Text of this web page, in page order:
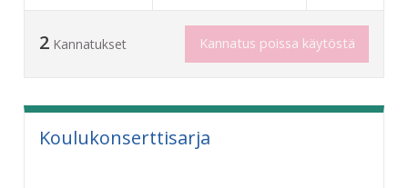
2 Kannatukset Kannatus poissa käytöstä
Koulukonserttisarja